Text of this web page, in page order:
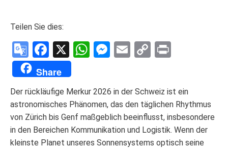
Teilen Sie dies:
Google
Translate
Facebook
X WhatsApp
Messenger
Email
Copy
Share
Der rückläufige Merkur 2026 in der Schweiz ist ein
astronomisches Phänomen, das den täglichen Rhythmus
von Zürich bis Genf maßgeblich beeinflusst, insbesondere
in den Bereichen Kommunikation und Logistik. Wenn der
kleinste Planet unseres Sonnensystems optisch seine